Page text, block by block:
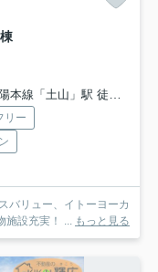
本線「土山」駅 徒歩33分
リー
バリュー、イトーヨーカ
施設充実！ ...
もっと見る